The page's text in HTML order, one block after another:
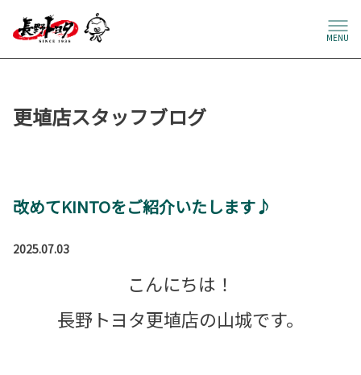
MENU
更埴店スタッフブログ
改めてKINTOをご紹介いたします♪
2025.07.03
こんにちは！
長野トヨタ更埴店の山城です。